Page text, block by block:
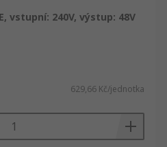
vstupní: 240V, výstup: 48V
629,66 Kč/jednotka